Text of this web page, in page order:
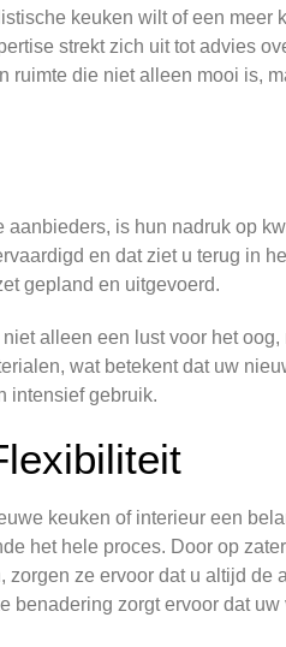
keuken wilt of een meer
strekt zich uit tot advies
ruimte die niet alleen mooi is,
is hun nadruk op
en dat ziet u terug in
gepland en uitgevoerd.
alleen een lust voor het
wat betekent dat uw
intensief gebruik.
keuken of interieur een
het hele proces. Door op
ze ervoor dat u altijd de
zorgt ervoor dat uw